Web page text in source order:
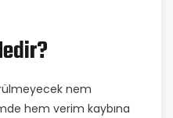
nem
hem verim kaybına